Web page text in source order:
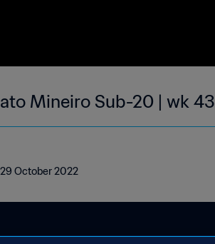
Mineiro Sub-20 | wk 43
29 October 2022